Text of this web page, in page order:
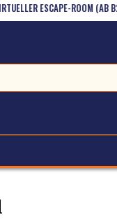
ESCAPE-ROOM (AB B2)